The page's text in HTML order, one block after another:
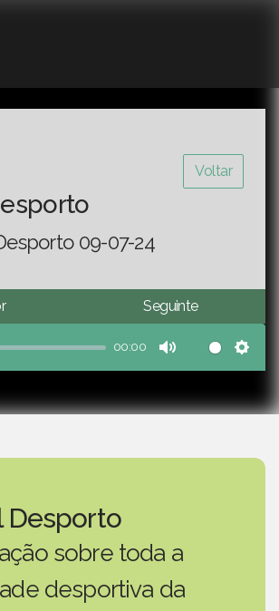
Voltar
09-07-24
Seguinte
00:00
Mute
Desporto
sobre toda a
desportiva da